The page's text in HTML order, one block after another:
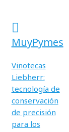
MuyPymes
Vinotecas
Liebherr:
tecnología de
conservación
de precisión
para los